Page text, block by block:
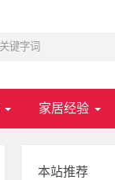
家居经验
本站推荐